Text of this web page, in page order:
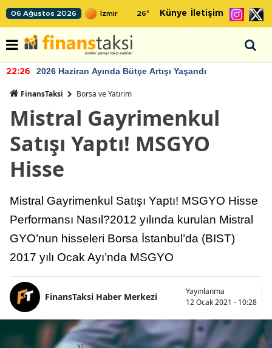
06 Ağustos 2026 26° Künye İletişim
22:26 2026 Haziran Ayında Bütçe Artışı Yaşandı
FinansTaksi Borsa ve Yatırım
Mistral Gayrimenkul
Satışı Yaptı! MSGYO
Hisse
Mistral Gayrimenkul Satışı Yaptı! MSGYO Hisse
Performansı Nasıl?2012 yılında kurulan Mistral
GYO’nun hisseleri Borsa İstanbul’da (BIST)
2017 yılı Ocak Ayı’nda MSGYO
FinansTaksi Haber Merkezi
Yayınlanma
12 Ocak 2021 - 10:28